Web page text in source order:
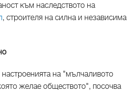
към наследството на
, строителя на силна и независима
на "мълчаливото
желае обществото", посочва